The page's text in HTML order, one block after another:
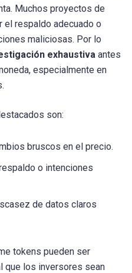
Muchos proyectos de
el respaldo adecuado o
maliciosas. Por lo
exhaustiva antes
especialmente en
son:
bruscos en el precio.
o intenciones
de datos claros
tokens pueden ser
que los inversores sean